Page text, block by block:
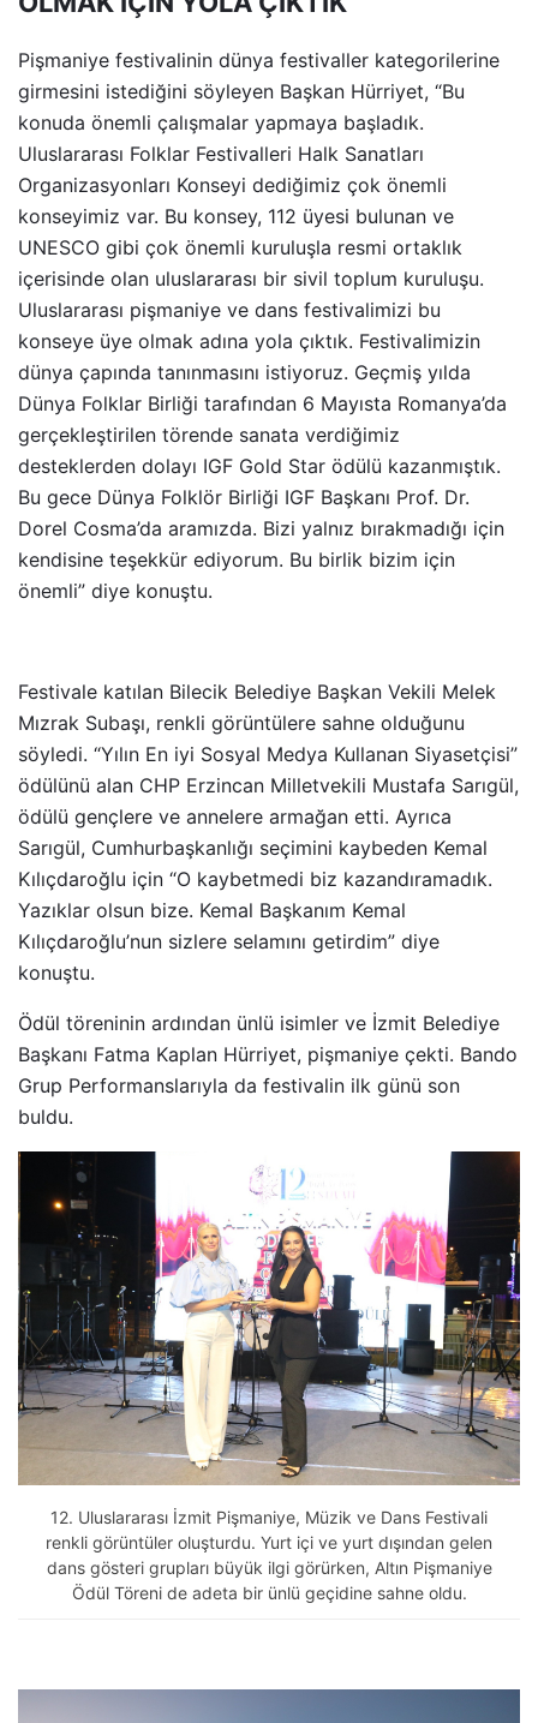
Pişmaniye festivalinin dünya festivaller kategorilerine
girmesini istediğini söyleyen Başkan Hürriyet, “Bu
konuda önemli çalışmalar yapmaya başladık.
Uluslararası Folklar Festivalleri Halk Sanatları
Organizasyonları Konseyi dediğimiz çok önemli
konseyimiz var. Bu konsey, 112 üyesi bulunan ve
UNESCO gibi çok önemli kuruluşla resmi ortaklık
içerisinde olan uluslararası bir sivil toplum kuruluşu.
Uluslararası pişmaniye ve dans festivalimizi bu
konseye üye olmak adına yola çıktık. Festivalimizin
dünya çapında tanınmasını istiyoruz. Geçmiş yılda
Dünya Folklar Birliği tarafından 6 Mayısta Romanya’da
gerçekleştirilen törende sanata verdiğimiz
desteklerden dolayı IGF Gold Star ödülü kazanmıştık.
Bu gece Dünya Folklör Birliği IGF Başkanı Prof. Dr.
Dorel Cosma’da aramızda. Bizi yalnız bırakmadığı için
kendisine teşekkür ediyorum. Bu birlik bizim için
önemli” diye konuştu.
Festivale katılan Bilecik Belediye Başkan Vekili Melek
Mızrak Subaşı, renkli görüntülere sahne olduğunu
söyledi. “Yılın En iyi Sosyal Medya Kullanan Siyasetçisi”
ödülünü alan CHP Erzincan Milletvekili Mustafa Sarıgül,
ödülü gençlere ve annelere armağan etti. Ayrıca
Sarıgül, Cumhurbaşkanlığı seçimini kaybeden Kemal
Kılıçdaroğlu için “O kaybetmedi biz kazandıramadık.
Yazıklar olsun bize. Kemal Başkanım Kemal
Kılıçdaroğlu’nun sizlere selamını getirdim” diye
konuştu.
Ödül töreninin ardından ünlü isimler ve İzmit Belediye
Başkanı Fatma Kaplan Hürriyet, pişmaniye çekti. Bando
Grup Performanslarıyla da festivalin ilk günü son
buldu.
12. Uluslararası İzmit Pişmaniye, Müzik ve Dans Festivali
renkli görüntüler oluşturdu. Yurt içi ve yurt dışından gelen
dans gösteri grupları büyük ilgi görürken, Altın Pişmaniye
Ödül Töreni de adeta bir ünlü geçidine sahne oldu.